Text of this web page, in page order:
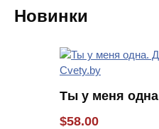
Новинки
Ты у меня одна
$58.00